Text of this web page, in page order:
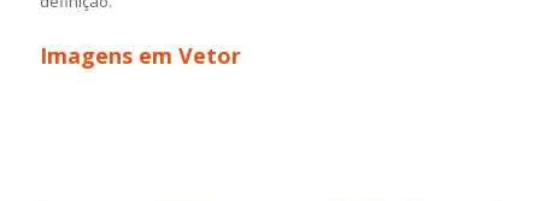
Imagens em Vetor